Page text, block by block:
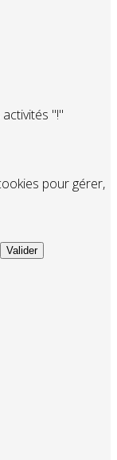
"!"
pour gérer,
Valider